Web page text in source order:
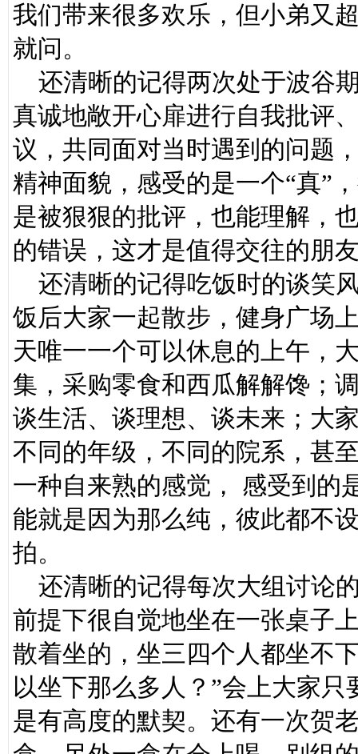
我们带来很多欢乐，但小弟又
就问。
还清晰的记得两次处于波谷
真诚地敞开心扉进行自我批评
议，共同面对当时遇到的问题
精神面貌，感受的是一个“真”
是被狠狠的批评，也能理解，
的错误，这才是值得交往的朋
还清晰的记得吃饭时的谈笑
饭后大家一起散步，健身广场
天唯一一个可以休息的上午，
集，采购零食和西瓜解解馋；
谈生活、谈理想、谈未来；大
不同的年级，不同的院系，甚
一种自来熟的感觉， 感受到的
能就是因为那么纯，彼此都不
拍。
还清晰的记得每次大组讨论
前提下很自觉地坐在一张桌子
散着坐的，坐三四个人都坐不
以坐下那么多人？”会上大家
是有高度的默契。还有一次贺